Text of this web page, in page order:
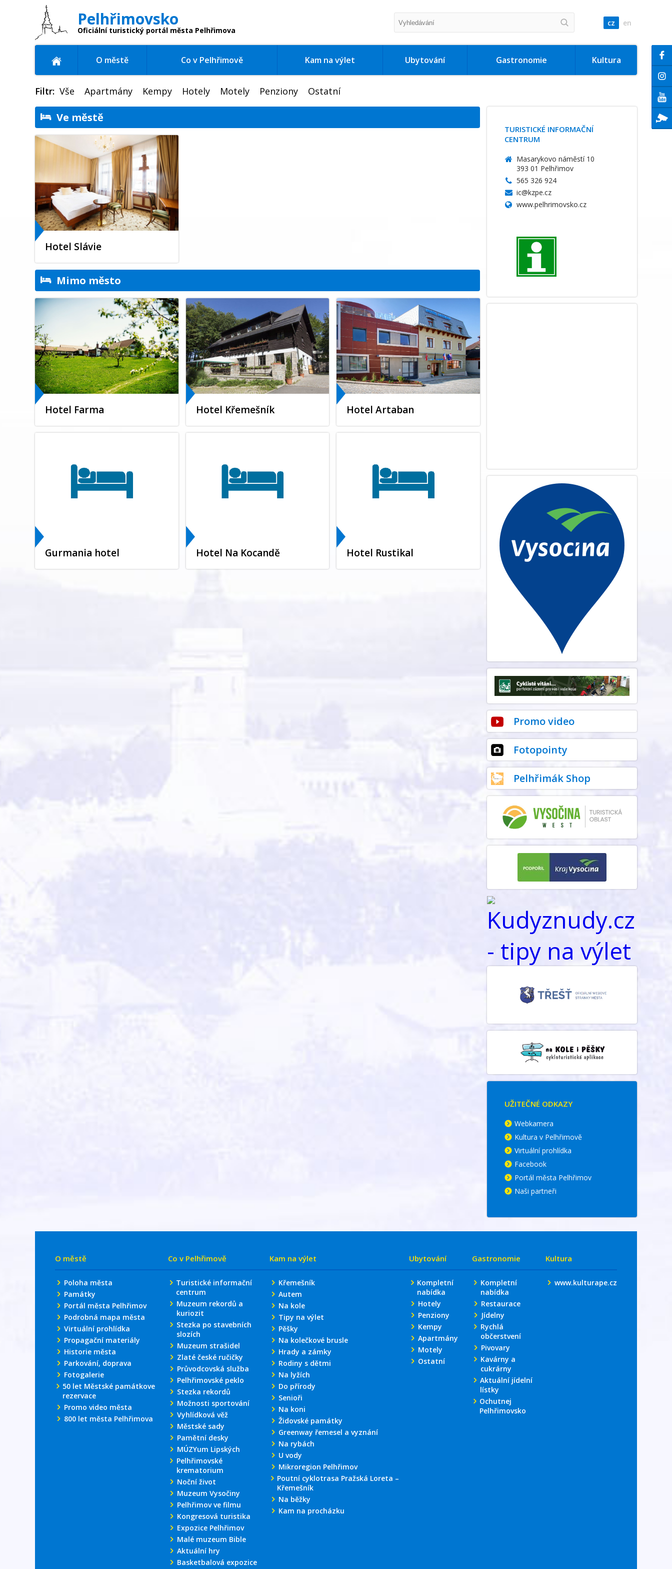
Pelhřimovsko
Oficiální turistický portál města Pelhřimova
cz en
O městě Co v Pelhřimově Kam na výlet Ubytování Gastronomie Kultura
Filtr: Vše Apartmány Kempy Hotely Motely Penziony Ostatní
Ve městě
Hotel Slávie
Mimo město
Hotel Farma Hotel Křemešník Hotel Artaban
Gurmania hotel Hotel Na Kocandě Hotel Rustikal
TURISTICKÉ INFORMAČNÍ
CENTRUM
Masarykovo náměstí 10
393 01 Pelhřimov
565 326 924
ic@kzpe.cz
www.pelhrimovsko.cz
Promo video
Fotopointy
Pelhřimák Shop
UŽITEČNÉ ODKAZY
Webkamera
Kultura v Pelhřimově
Virtuální prohlídka
Facebook
Portál města Pelhřimov
Naši partneři
O městě
Poloha města
Památky
Portál města Pelhřimov
Podrobná mapa města
Virtuální prohlídka
Propagační materiály
Historie města
Parkování, doprava
Fotogalerie
50 let Městské památkove
rezervace
Promo video města
800 let města Pelhřimova
Co v Pelhřimově
Turistické informační
centrum
Muzeum rekordů a
kuriozit
Stezka po stavebních
slozích
Muzeum strašidel
Zlaté české ručičky
Průvodcovská služba
Pelhřimovské peklo
Stezka rekordů
Možnosti sportování
Vyhlídková věž
Městské sady
Pamětní desky
MÚZYum Lipských
Pelhřimovské
krematorium
Noční život
Muzeum Vysočiny
Pelhřimov ve filmu
Kongresová turistika
Expozice Pelhřimov
Malé muzeum Bible
Aktuální hry
Basketbalová expozice
Kam na výlet
Křemešník
Autem
Na kole
Tipy na výlet
Pěšky
Na kolečkové brusle
Hrady a zámky
Rodiny s dětmi
Na lyžích
Do přírody
Senioři
Na koni
Židovské památky
Greenway řemesel a vyznání
Na rybách
U vody
Mikroregion Pelhřimov
Poutní cyklotrasa Pražská Loreta –
Křemešník
Na běžky
Kam na procházku
Ubytování
Kompletní
nabídka
Hotely
Penziony
Kempy
Apartmány
Motely
Ostatní
Gastronomie
Kompletní
nabídka
Restaurace
Jídelny
Rychlá
občerstvení
Pivovary
Kavárny a
cukrárny
Aktuální jídelní
lístky
Ochutnej
Pelhřimovsko
Kultura
www.kulturape.cz